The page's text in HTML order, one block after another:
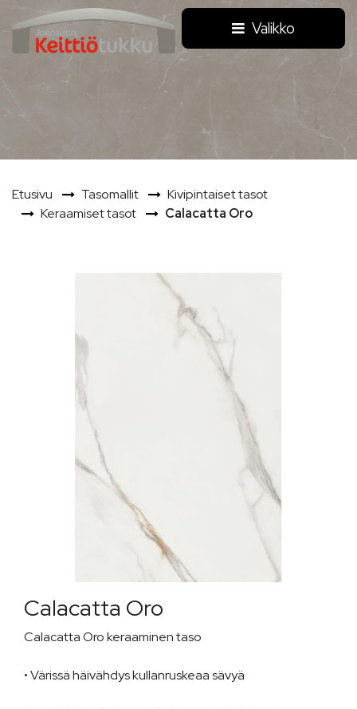
Siirry pääsisältöön
Valikko
Etusivu Tasomallit
Kivipintaiset tasot
Keraamiset tasot
Calacatta Oro
Calacatta Oro
Calacatta Oro keraaminen taso
• Värissä häivähdys kullanruskeaa sävyä